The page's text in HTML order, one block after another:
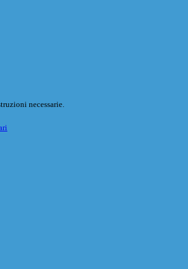
necessarie.